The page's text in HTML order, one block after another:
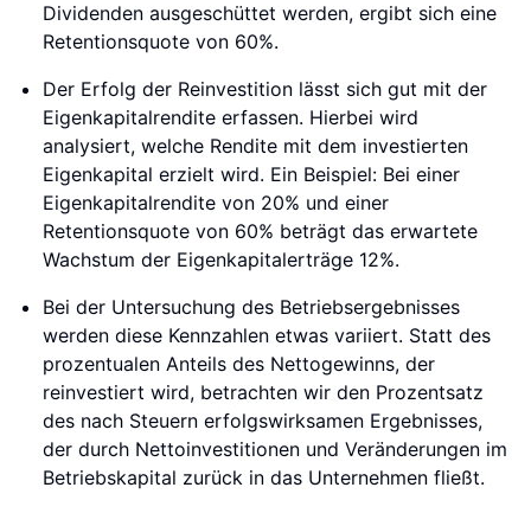
Dividenden ausgeschüttet werden, ergibt sich eine
Retentionsquote von 60%.
Der Erfolg der Reinvestition lässt sich gut mit der
Eigenkapitalrendite erfassen. Hierbei wird
analysiert, welche Rendite mit dem investierten
Eigenkapital erzielt wird. Ein Beispiel: Bei einer
Eigenkapitalrendite von 20% und einer
Retentionsquote von 60% beträgt das erwartete
Wachstum der Eigenkapitalerträge 12%.
Bei der Untersuchung des Betriebsergebnisses
werden diese Kennzahlen etwas variiert. Statt des
prozentualen Anteils des Nettogewinns, der
reinvestiert wird, betrachten wir den Prozentsatz
des nach Steuern erfolgswirksamen Ergebnisses,
der durch Nettoinvestitionen und Veränderungen im
Betriebskapital zurück in das Unternehmen fließt.